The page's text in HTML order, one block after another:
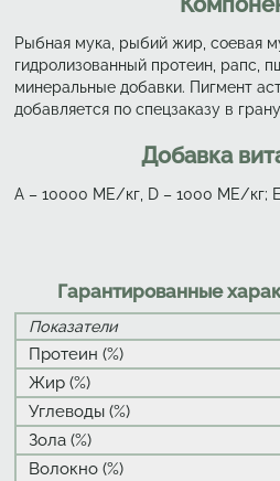
Рыбная мука, рыбий жир, соевая
гидролизованный протеин, рапс,
минеральные добавки. Пигмент
добавляется по спецзаказу в
Добавка
А – 10000 МЕ/кг, D – 1000 ME/кг;
Гарантированные
Показатели
Протеин (%)
Жир (%)
Углеводы (%)
Зола (%)
Волокно (%)